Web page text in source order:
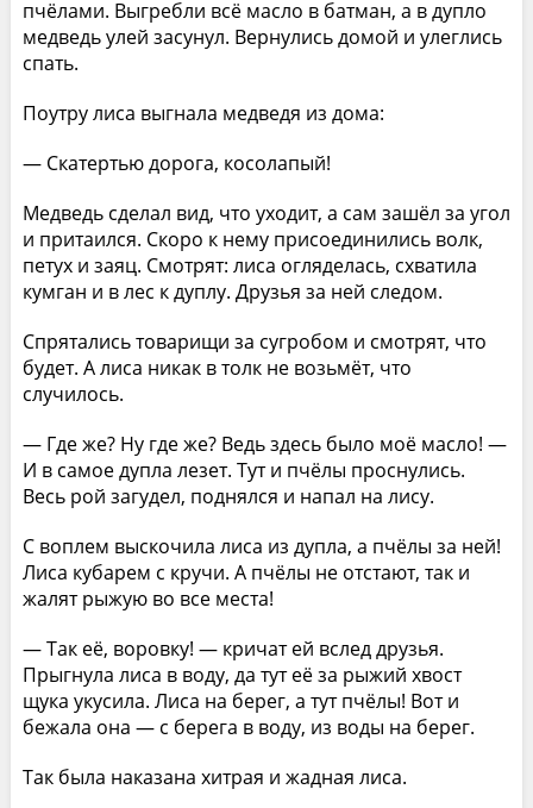
пчёлами. Выгребли всё масло в батман, а в дупло
медведь улей засунул. Вернулись домой и улеглись
спать.
Поутру лиса выгнала медведя из дома:
— Скатертью дорога, косолапый!
Медведь сделал вид, что уходит, а сам зашёл за угол
и притаился. Скоро к нему присоединились волк,
петух и заяц. Смотрят: лиса огляделась, схватила
кумган и в лес к дуплу. Друзья за ней следом.
Спрятались товарищи за сугробом и смотрят, что
будет. А лиса никак в толк не возьмёт, что
случилось.
— Где же? Ну где же? Ведь здесь было моё масло! —
И в самое дупла лезет. Тут и пчёлы проснулись.
Весь рой загудел, поднялся и напал на лису.
С воплем выскочила лиса из дупла, а пчёлы за ней!
Лиса кубарем с кручи. А пчёлы не отстают, так и
жалят рыжую во все места!
— Так её, воровку! — кричат ей вслед друзья.
Прыгнула лиса в воду, да тут её за рыжий хвост
щука укусила. Лиса на берег, а тут пчёлы! Вот и
бежала она — с берега в воду, из воды на берег.
Так была наказана хитрая и жадная лиса.